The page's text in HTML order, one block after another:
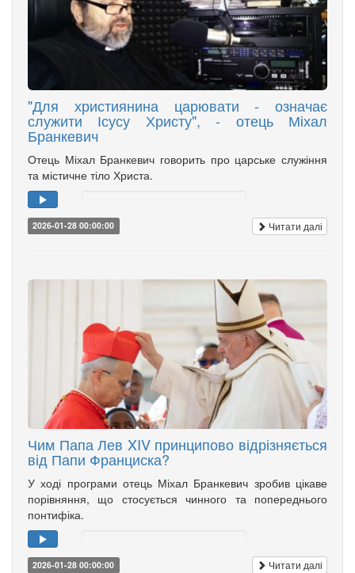
"Для християнина царювати - означає
служити Ісусу Христу", - отець Міхал
Бранкевич
Отець Міхал Бранкевич говорить про царське служіння
та містичне тіло Христа.
2026-01-28 00:00:00 Читати далі
Чим Папа Лев XIV принципово відрізняється
від Папи Франциска?
У ході програми отець Міхал Бранкевич зробив цікаве
порівняння, що стосується чинного та попереднього
понтифіка.
2026-01-28 00:00:00 Читати далі